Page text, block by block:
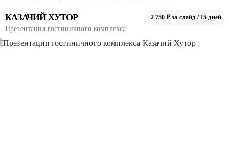
КАЗАЧИЙ ХУТОР 2 750 ₽ за слайд / 15 дней
Презентация гостиничного комплекса